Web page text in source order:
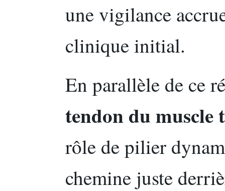
une vigilance
clinique initial.
En parallèle de ce
tendon du
rôle de pilier
chemine juste